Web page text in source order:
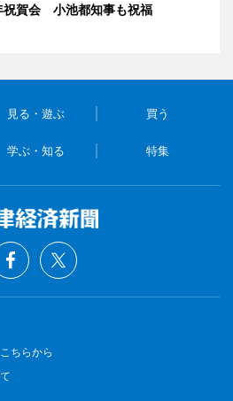
祝賀会 小池都知事も祝福
見る・遊ぶ 買う
学ぶ・知る 特集
ちらから